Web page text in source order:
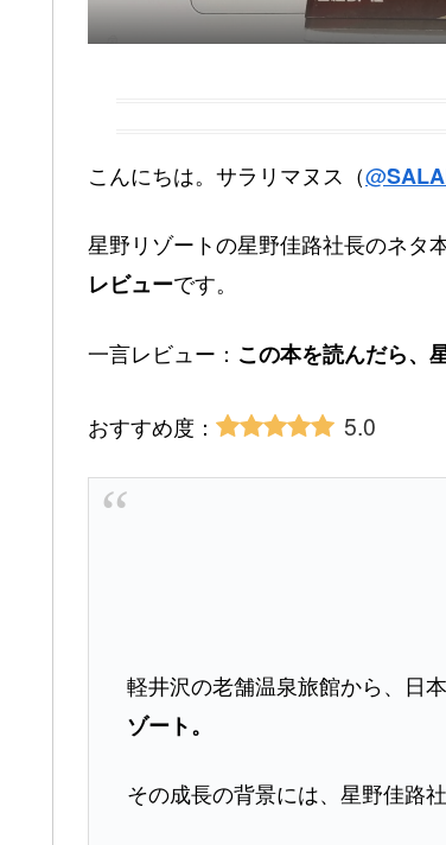
こんにちは。サラリマヌス（@
星野リゾートの星野佳路社長のネタ
レビューです。
一言レビュー： この本を読んだら、
おすすめ度： 5.0
軽井沢の老舗温泉旅館から、日
ゾート。
その成長の背景には、星野佳路